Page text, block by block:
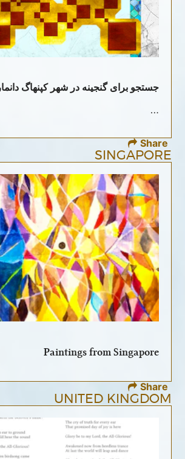
جستجو برای گنجینه در شهر کپنهاگ
…
Share
SINGAPORE
Paintings from Singapore
Share
UNITED KINGDOM